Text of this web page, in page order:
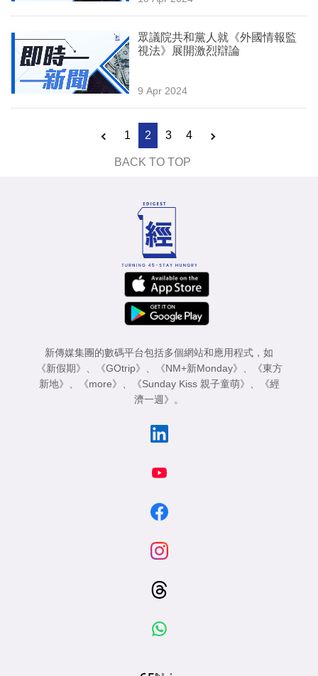
眾議院共和黨人就《外國情報監
視法》展開激烈辯論
9 Apr 2024
1 2 3 4
BACK TO TOP
新傳媒集團的數碼平台包括多個網站和應用程式，如
《新假期》 、 《GOtrip》 、 《NM+新Monday》 、
《東方
新地》 、 《more》 、 《Sunday Kiss 親子童萌》 、
《經
濟一週》 。